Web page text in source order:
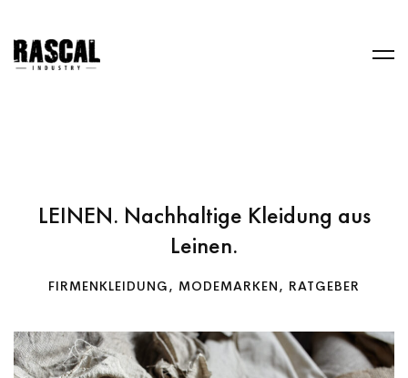
LEINEN. Nachhaltige Kleidung aus
Leinen.
FIRMENKLEIDUNG, MODEMARKEN, RATGEBER